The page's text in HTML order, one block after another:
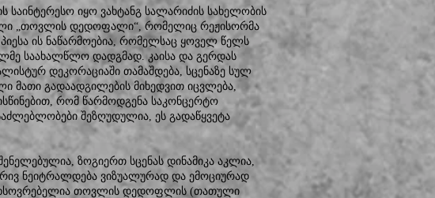
იყო ვახტანგ სალარიძის სახელობის
„თოვლის დედოფალი“, რომელიც რეჟისორმა
ის ნაწარმოებია, რომელსაც ყოველ წელს
საახალწლო დადგმად. კაისა და გერდას
დეკორაციაში თამაშდება, სცენაზე სულ
მათი გადაადგილების მიხედვით იცვლება,
რომ წარმოდგენა საკონცერტო
შეზღუდულია, ეს გადაწყვეტა
ზოგიერთ სცენას დინამიკა აკლია,
ნეიტრალდება ვიზუალურად და ემოციურად
თოვლის დედოფლის (თათული